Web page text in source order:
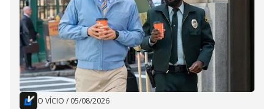
O VÍCIO / 05/08/2026